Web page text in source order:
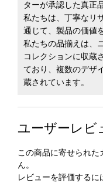
ターが承認した真正
私たちは、丁寧なリ
通じて、製品の価値
私たちの品揃えは、
コレクションに収蔵
ており、複数のデザ
蔵されています。
ユーザーレビ
この商品に寄せられた
ん。
レビューを評価するに